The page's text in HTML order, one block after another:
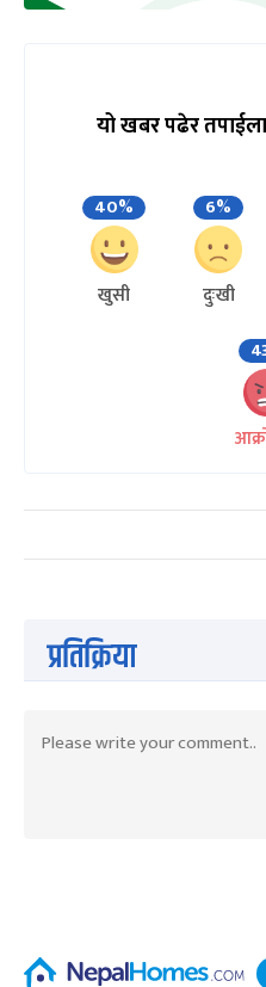
यो खबर पढेर
40%
खुसी
6%
दुःखी
प्रतिक्रिया